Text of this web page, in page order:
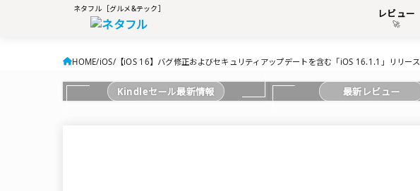
ネタフル［グルメ&テック］ レビュー
🚀
HOME iOS 【iOS 16】バグ修正およびセキュリティアップデートを含む「iOS 16.1.1」リリース
Kindleセール最新情報 最新レビュー